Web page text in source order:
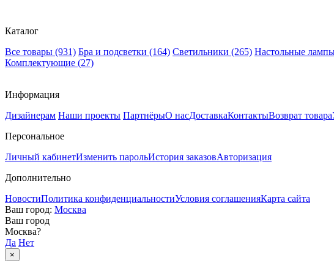
Каталог
Все товары (931) Бра и подсветки (164) Светильники (265) Настольные
Комплектующие (27)
Информация
Дизайнерам Наши проекты ПартнёрыО насДоставкаКонтактыВозврат товара
Персональное
Личный кабинетИзменить парольИстория заказовАвторизация
Дополнительно
НовостиПолитика конфиденциальностиУсловия соглашенияКарта сайта
Ваш город: Москва
Ваш город
Москва?
Да Нет
×